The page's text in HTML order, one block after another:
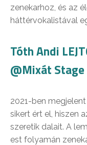
zenekarhoz, és az
háttérvokalistával
Tóth Andi
@Mixát Stage
2021-ben
sikert ért el, hiszen
szeretik dalait. A
est folyamán